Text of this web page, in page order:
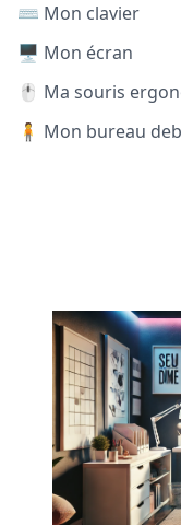
⌨️ Mon clavier
🖥️ Mon écran
🖱️ Ma souris
🧍 Mon bureau